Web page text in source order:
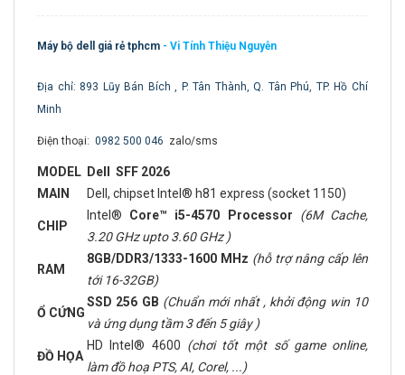
Máy bộ dell giá rẻ tphcm - Vi Tính Thiệu Nguyễn
Địa chỉ: 893 Lũy Bán Bích , P. Tân Thành, Q. Tân Phú, TP. Hồ Chí
Minh
Điện thoại: 0982 500 046 zalo/sms
MODEL Dell SFF 2026
MAIN
Dell, chipset Intel® h81 express (socket 1150)
CHIP
Intel® Core™ i5-4570 Processor (6M Cache,
3.20 GHz upto 3.60 GHz )
RAM
8GB/DDR3/1333-1600 MHz (hỗ trợ nâng cấp lên
tới 16-32GB)
Ổ CỨNG
SSD 256 GB (Chuẩn mới nhất , khởi động win 10
và ứng dụng tầm 3 đến 5 giây )
ĐỒ HỌA
HD Intel® 4600 (chơi tốt một số game online,
làm đồ hoạ PTS, AI, Corel, ...)